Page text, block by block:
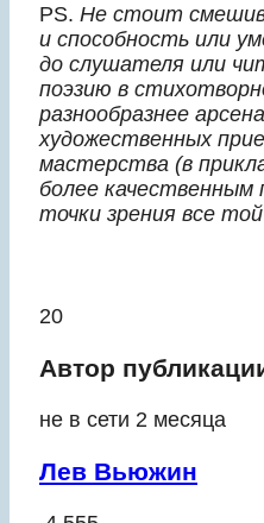
PS. Не стоит
и способность или
до слушателя или
поэзию в
разнообразнее
художественных
мастерства (в
более качественным
точки зрения все
20
Автор
не в сети 2 месяца
Лев Вьюжин